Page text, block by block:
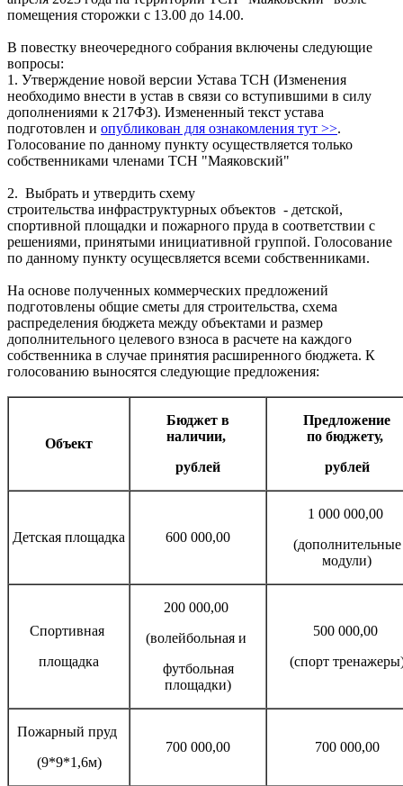
помещения сторожки c 13.00 до 14.00.
В повестку внеочередного собрания включены следующие
вопросы:
1. Утверждение новой версии Устава ТСН (Изменения
необходимо внести в устав в связи со вступившими в силу
дополнениями к 217ФЗ). Измененный текст устава
подготовлен и опубликован для ознакомления тут >>.
Голосование по данному пункту осуществляется только
собственниками членами ТСН "Маяковский"
2. Выбрать и утвердить схему
строительства инфраструктурных объектов - детской,
спортивной площадки и пожарного пруда в соответствии с
решениями, принятыми инициативной группой. Голосование
по данному пункту осущесвляется всеми собственниками.
На основе полученных коммерческих предложений
подготовлены общие сметы для строительства, схема
распределения бюджета между объектами и размер
дополнительного целевого взноса в расчете на каждого
собственника в случае принятия расширенного бюджета. К
голосованию выносятся следующие предложения:
Объект
Бюджет в
наличии,
рублей
Предложение
по бюджету,
рублей
Детская площадка 600 000,00
1 000 000,00
(дополнительные
модули)
Спортивная
площадка
200 000,00
(волейбольная и
футбольная
площадки)
500 000,00
(спорт
Пожарный пруд
(9*9*1,6м)
700 000,00 700 000,00